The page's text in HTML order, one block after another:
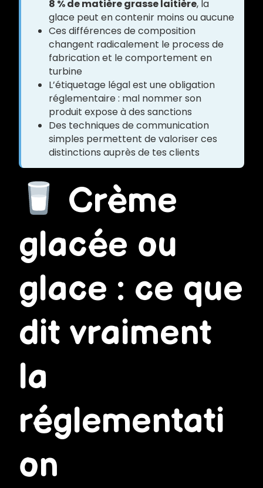
8 % de matière grasse laitière, la
glace peut en contenir moins ou aucune
Ces différences de composition
changent radicalement le process de
fabrication et le comportement en
turbine
L’étiquetage légal est une obligation
réglementaire : mal nommer son
produit expose à des sanctions
Des techniques de communication
simples permettent de valoriser ces
distinctions auprès de tes clients
Crème
glacée ou
glace : ce que
dit vraiment
la
réglementati
on